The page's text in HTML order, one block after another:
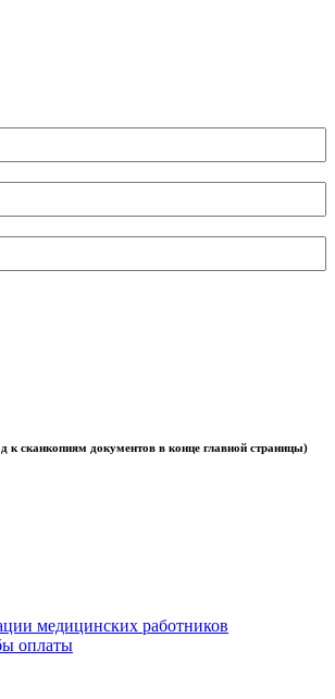
к сканкопиям документов в конце главной страницы)
медицинских работников
оплаты